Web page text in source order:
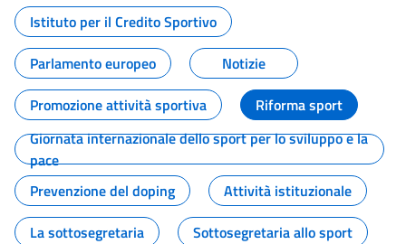
Istituto per il Credito Sportivo
Parlamento europeo
Notizie
Promozione attività sportiva
Riforma sport
Giornata internazionale dello sport per lo sviluppo e la
pace
Prevenzione del doping
Attività istituzionale
La sottosegretaria
Sottosegretaria allo sport